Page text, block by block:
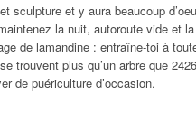
sculpture et y aura beaucoup
la nuit, autoroute vide et
de lamandine : entraîne-toi à
trouvent plus qu’un arbre que
de puériculture d’occasion.